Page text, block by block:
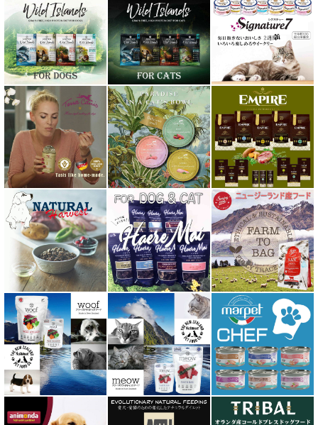
ネイチャーベット NaturVet
バーキングヘッズ BARKING HEADS
ハーロウブレンド Harlow Blend
バイオトロール・バイオフレッシュ Byotrol
バリアサプリ
Haere Mai ハレマエ
阪急ハロードッグ
プロバイオデンタルPet
ビィ・ナチュラル be-NatuRal
ヒマラヤ ドッグ チーズ チュウ
ファープラスト 歯みがきガム
フィッシュ4 ペットフード正規品
フィールドエイト
フォルツァ10 FORZA10